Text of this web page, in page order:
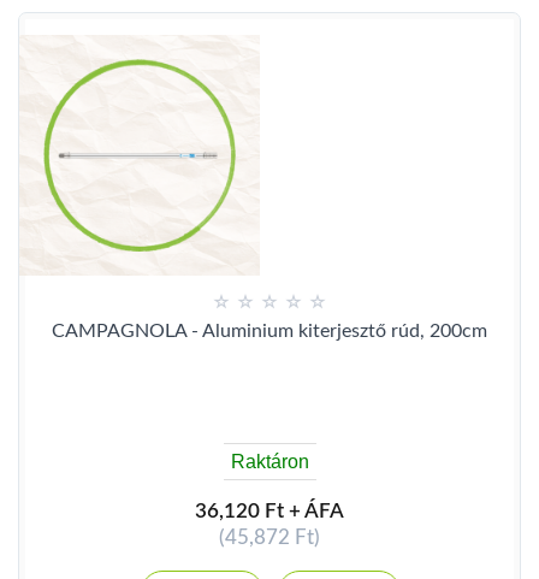
CAMPAGNOLA - Aluminium kiterjesztő rúd, 200cm
Raktáron
36,120 Ft + ÁFA
(45,872 Ft)